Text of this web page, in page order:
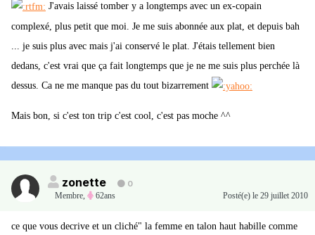
J'avais laissé tomber y a longtemps avec un ex-copain
complexé, plus petit que moi. Je me suis abonnée aux plat, et depuis bah
... je suis plus avec mais j'ai conservé le plat. J'étais tellement bien
dedans, c'est vrai que ça fait longtemps que je ne me suis plus perchée là
dessus. Ca ne me manque pas du tout bizarrement
Mais bon, si c'est ton trip c'est cool, c'est pas moche ^^
zonette
0
Membre, 62ans Posté(e) le 29 juillet 2010
ce que vous decrive et un cliché" la femme en talon haut habille comme